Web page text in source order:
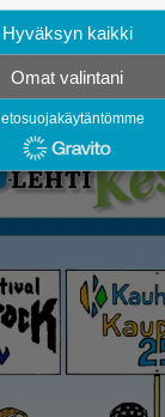
Hyväksyn kaikki
Omat valintani